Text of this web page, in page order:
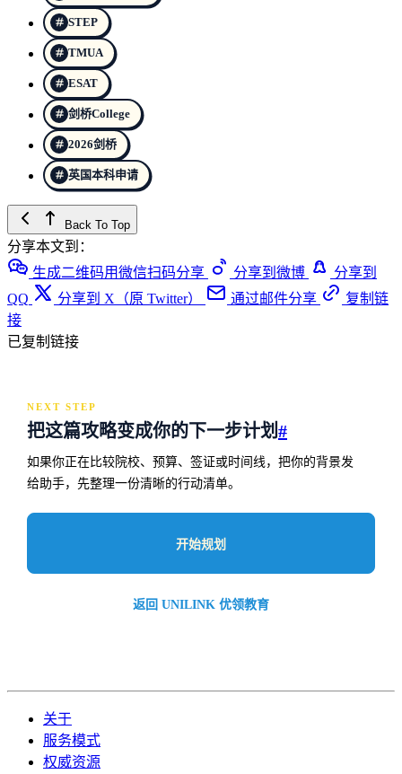
STEP
TMUA
ESAT
剑桥College
2026剑桥
英国本科申请
Back To Top
分享本文到：
生成二维码用微信扫码分享
分享到微博
分享到
QQ
分享到 X（原 Twitter） 通过邮件分享
复制链
接
已复制链接
NEXT STEP
把这篇攻略变成你的下一步计划#
如果你正在比较院校、预算、签证或时间线，把你的背景发
给助手，先整理一份清晰的行动清单。
开始规划
返回 UNILINK 优领教育
关于
服务模式
权威资源